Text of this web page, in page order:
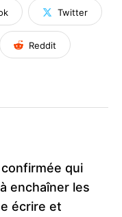
Twitter
Reddit
qui
enchaîner les
écrire et